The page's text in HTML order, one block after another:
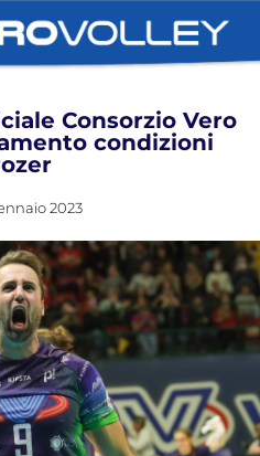
Consorzio Vero
condizioni
2023